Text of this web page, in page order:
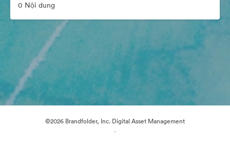
0 Nội dung
©2026 Brandfolder, Inc. Digital Asset Management
·